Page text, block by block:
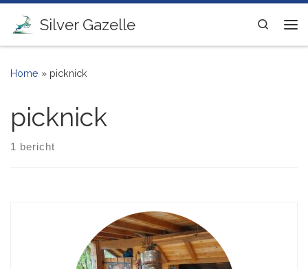
Ga naar inhoud
Silver Gazelle
Search
Home » picknick
picknick
1 bericht